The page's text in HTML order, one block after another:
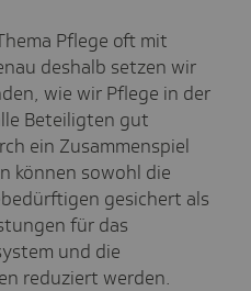
Pflege oft mit
deshalb setzen wir
wie wir Pflege in der
Beteiligten gut
ein Zusammenspiel
können sowohl die
gesichert als
für das
und die
reduziert werden.